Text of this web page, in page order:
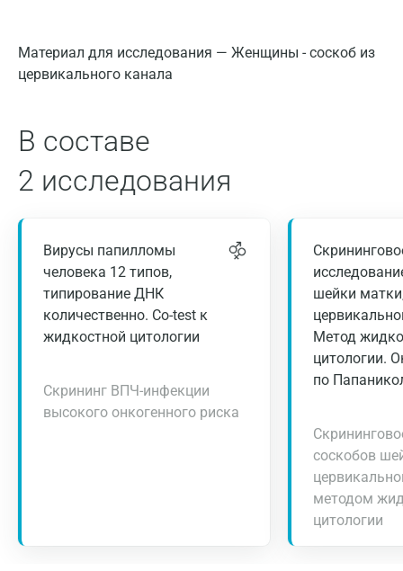
Материал для исследования — Женщины - соскоб из
цервикального канала
В составе
2 исследования
Вирусы папилломы
человека 12 типов,
типирование ДНК
количественно. Co-test к
жидкостной цитологии
Скрининг ВПЧ-инфекции
высокого онкогенного риска
шейки
Метод
цитологии.
по
соскобов
методом
цитологии